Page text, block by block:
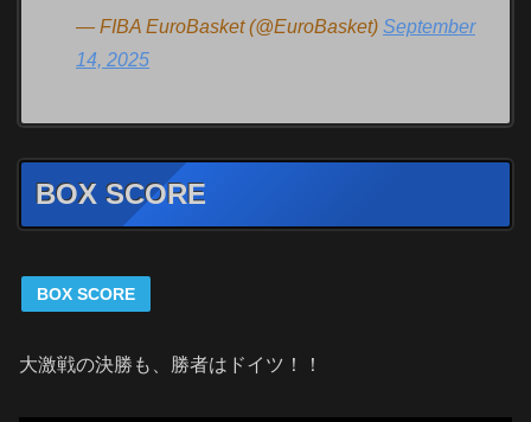
— FIBA EuroBasket (@EuroBasket) September
14, 2025
BOX SCORE
BOX SCORE
大激戦の決勝も、勝者はドイツ！！